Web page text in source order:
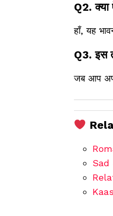
Q2. क्या
हाँ, यह
Q3. इस
जब आप
Sad